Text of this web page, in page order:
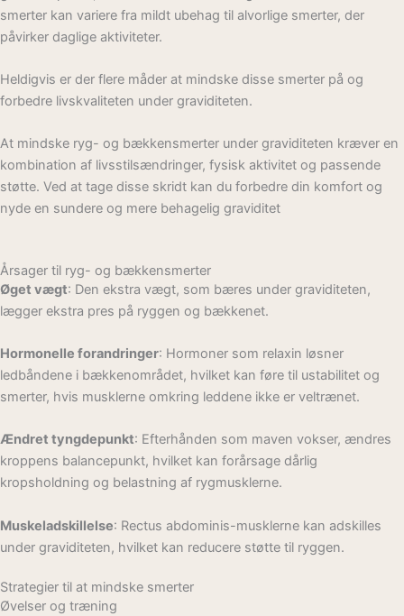
smerter kan variere fra mildt ubehag til alvorlige smerter, der
påvirker daglige aktiviteter.
Heldigvis er der flere måder at mindske disse smerter på og
forbedre livskvaliteten under graviditeten.
At mindske ryg- og bækkensmerter under graviditeten kræver en
kombination af livsstilsændringer, fysisk aktivitet og passende
støtte. Ved at tage disse skridt kan du forbedre din komfort og
nyde en sundere og mere behagelig graviditet
Årsager til ryg- og bækkensmerter
Øget vægt: Den ekstra vægt, som bæres under graviditeten,
lægger ekstra pres på ryggen og bækkenet.
Hormonelle forandringer: Hormoner som relaxin løsner
ledbåndene i bækkenområdet, hvilket kan føre til ustabilitet og
smerter, hvis musklerne omkring leddene ikke er veltrænet.
Ændret tyngdepunkt: Efterhånden som maven vokser, ændres
kroppens balancepunkt, hvilket kan forårsage dårlig
kropsholdning og belastning af rygmusklerne.
Muskeladskillelse: Rectus abdominis-musklerne kan adskilles
under graviditeten, hvilket kan reducere støtte til ryggen.
Strategier til at mindske smerter
Øvelser og træning